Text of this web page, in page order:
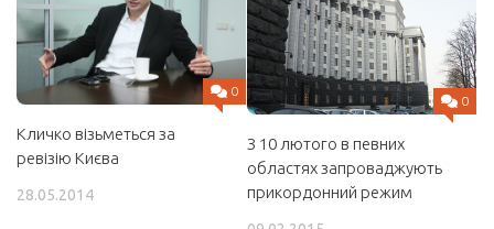
0
Кличко візьметься за
ревізію Києва
28.05.2014
0
З 10 лютого в певних
областях запроваджують
прикордонний режим